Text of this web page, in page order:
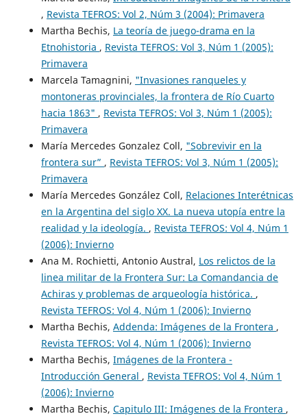
, Revista TEFROS: Vol 2, Núm 3 (2004): Primavera
Martha Bechis, La teoría de juego-drama en la
Etnohistoria , Revista TEFROS: Vol 3, Núm 1 (2005):
Primavera
Marcela Tamagnini, "Invasiones ranqueles y
montoneras provinciales, la frontera de Río Cuarto
hacia 1863" , Revista TEFROS: Vol 3, Núm 1 (2005):
Primavera
María Mercedes Gonzalez Coll, "Sobrevivir en la
frontera sur” , Revista TEFROS: Vol 3, Núm 1 (2005):
Primavera
María Mercedes González Coll, Relaciones Interétnicas
en la Argentina del siglo XX. La nueva utopía entre la
realidad y la ideología. , Revista TEFROS: Vol 4, Núm 1
(2006): Invierno
Ana M. Rochietti, Antonio Austral, Los relictos de la
linea militar de la Frontera Sur: La Comandancia de
Achiras y problemas de arqueología histórica. ,
Revista TEFROS: Vol 4, Núm 1 (2006): Invierno
Martha Bechis, Addenda: Imágenes de la Frontera ,
Revista TEFROS: Vol 4, Núm 1 (2006): Invierno
Martha Bechis, Imágenes de la Frontera -
Introducción General , Revista TEFROS: Vol 4, Núm 1
(2006): Invierno
Martha Bechis, Capitulo III: Imágenes de la Frontera ,